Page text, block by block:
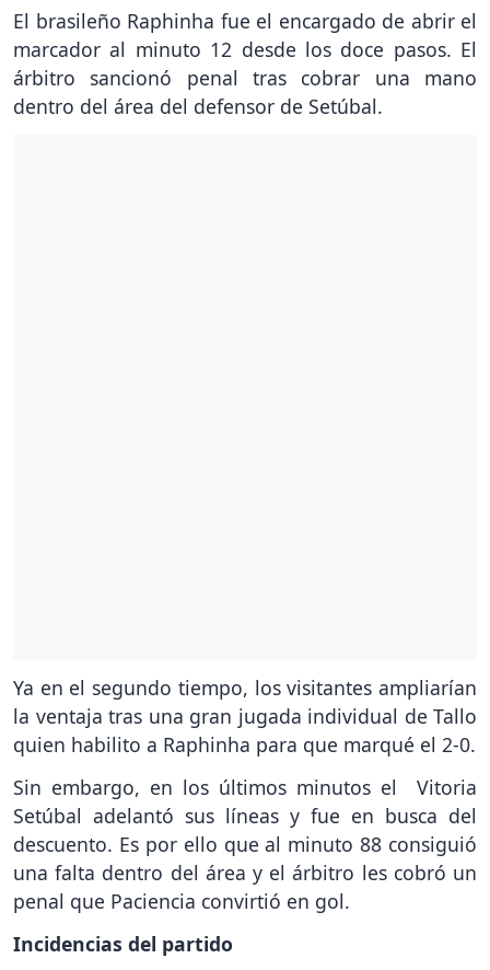
El brasileño Raphinha fue el encargado de abrir el
marcador al minuto 12 desde los doce pasos. El
árbitro sancionó penal tras cobrar una mano
dentro del área del defensor de Setúbal.
Ya en el segundo tiempo, los visitantes ampliarían
la ventaja tras una gran jugada individual de Tallo
quien habilito a Raphinha para que marqué el 2-0.
Sin embargo, en los últimos minutos el Vitoria
Setúbal adelantó sus líneas y fue en busca del
descuento. Es por ello que al minuto 88 consiguió
una falta dentro del área y el árbitro les cobró un
penal que Paciencia convirtió en gol.
Incidencias del partido